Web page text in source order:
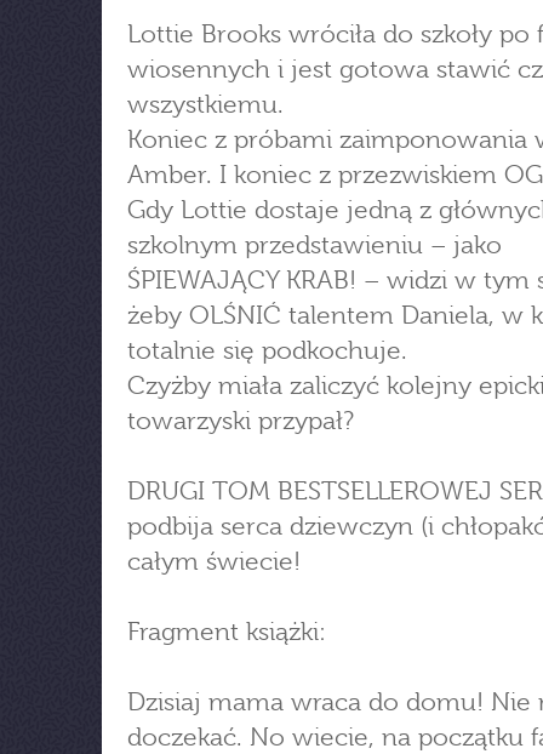
Lottie Brooks wróciła do szkoły po
wiosennych i jest gotowa stawić
wszystkiemu.
Koniec z próbami zaimponowania
Amber. I koniec z przezwiskiem
Gdy Lottie dostaje jedną z
szkolnym przedstawieniu – jako
ŚPIEWAJĄCY KRAB! – widzi w tym
żeby OLŚNIĆ talentem Daniela, w
totalnie się podkochuje.
Czyżby miała zaliczyć kolejny
towarzyski przypał?
DRUGI TOM BESTSELLEROWEJ
podbija serca dziewczyn (i
całym świecie!
Fragment książki:
Dzisiaj mama wraca do domu! Nie
doczekać. No wiecie, na początku